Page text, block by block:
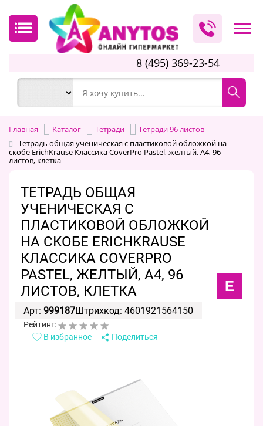
8 (495) 369-23-54
Главная Каталог Тетради
Тетради 96 листов
Тетрадь общая ученическая с пластиковой обложкой на
скобе ErichKrause Классика CoverPrо Pastel, желтый, А4, 96
листов, клетка
ТЕТРАДЬ ОБЩАЯ
УЧЕНИЧЕСКАЯ С
ПЛАСТИКОВОЙ ОБЛОЖКОЙ
НА СКОБЕ ERICHKRAUSE
КЛАССИКА COVERPRО
PASTEL, ЖЕЛТЫЙ, А4, 96
ЛИСТОВ, КЛЕТКА
E
Арт: 999187Штрихкод: 4601921564150
Рейтинг:
В избранное
Поделиться